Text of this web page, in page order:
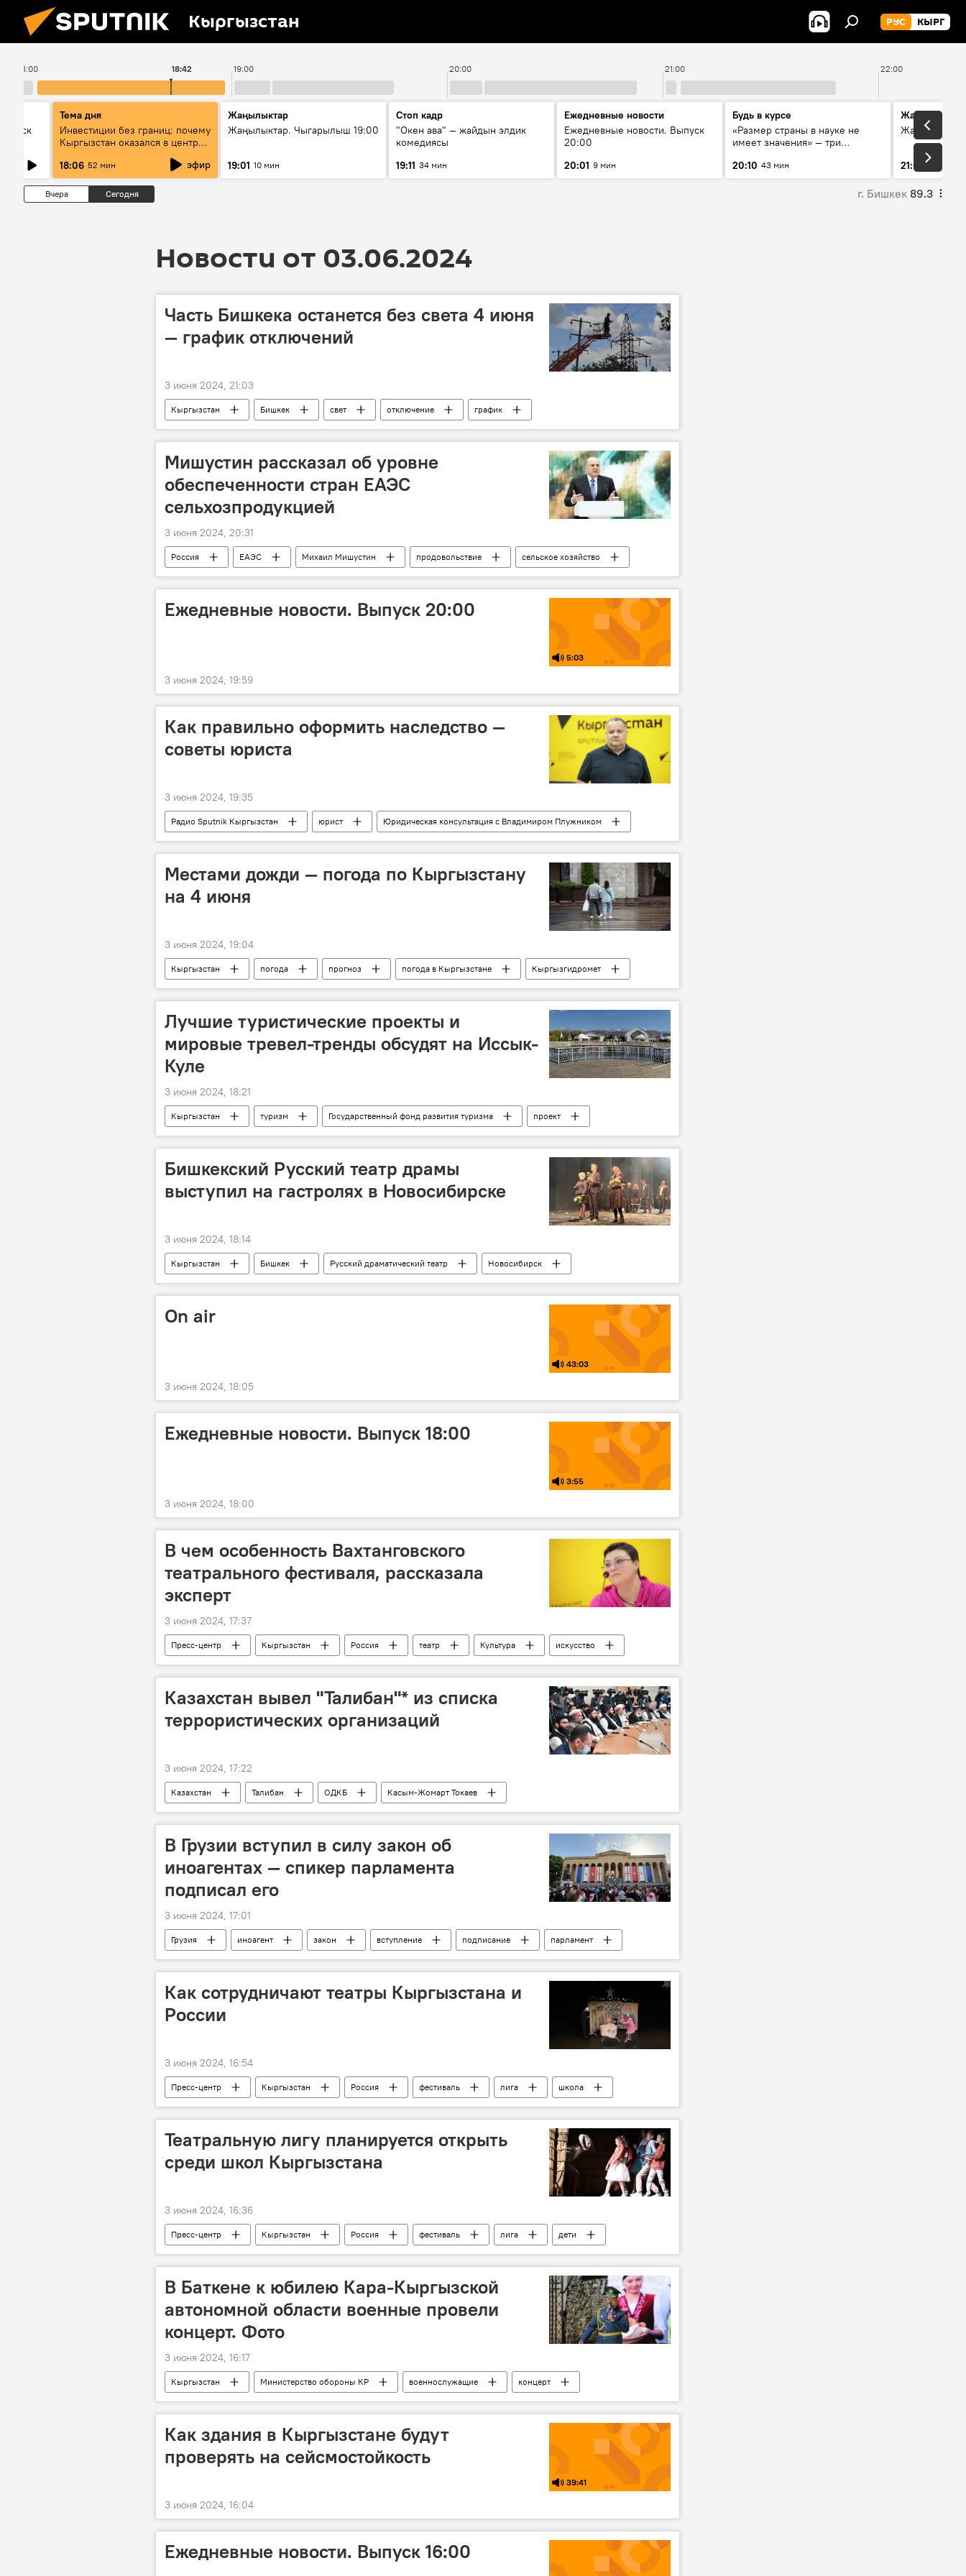
Кыргызстан РУС КЫРГ
18:00 19:00 20:00 21:00 22:00
18:42
Тема дня
Инвестиции без границ: почему
Кыргызстан оказался в центре
18:06 52 мин эфир
Жаңылыктар
Жаңылыктар. Чыгарылыш 19:00
19:01 10 мин
Стоп кадр
"Окен ава" — жайдын элдик
комедиясы
19:11 34 мин
Ежедневные новости
Ежедневные новости. Выпуск
20:00
20:01 9 мин
Будь в курсе
«Размер страны в науке не
имеет значения» — три
России и Кыргызстана в
образовании и исследованиях
20:10 43 мин
Жаңылыктар
21:01 3 мин
Вчера Сегодня г. Бишкек 89.3
Новости от 03.06.2024
Часть Бишкека останется без света 4 июня
— график отключений
3 июня 2024, 21:03
Кыргызстан Бишкек свет отключение
график
Бишкекское предприятие электрических сетей
Мишустин рассказал об уровне
обеспеченности стран ЕАЭС
сельхозпродукцией
3 июня 2024, 20:31
Россия ЕАЭС Михаил Мишустин продовольствие
сельское хозяйство
продовольственная безопасность
Ежедневные новости. Выпуск 20:00
5:03
3 июня 2024, 19:59
Как правильно оформить наследство —
советы юриста
3 июня 2024, 19:35
Радио Sputnik Кыргызстан юрист
Юридическая консультация с Владимиром Плужником
наследство
наследник закон право отказ обязанности
Местами дожди — погода по Кыргызстану
на 4 июня
3 июня 2024, 19:04
Кыргызстан погода прогноз погода в Кыргызстане Кыргызгидромет
Лучшие туристические проекты и
мировые тревел-тренды обсудят на Иссык-
Куле
3 июня 2024, 18:21
Кыргызстан туризм Государственный фонд развития туризма
проект
ярмарка
Бишкекский Русский театр драмы
выступил на гастролях в Новосибирске
3 июня 2024, 18:14
Кыргызстан Бишкек Русский драматический театр
Новосибирск
гастроли
On air
43:03
3 июня 2024, 18:05
Ежедневные новости. Выпуск 18:00
3:55
3 июня 2024, 18:00
В чем особенность Вахтанговского
театрального фестиваля, рассказала
эксперт
3 июня 2024, 17:37
Пресс-центр Кыргызстан Россия театр Культура искусство
Казахстан вывел "Талибан"* из списка
террористических организаций
3 июня 2024, 17:22
Казахстан Талибан ОДКБ
Касым-Жомарт Токаев
борьба с терроризмом
В Грузии вступил в силу закон об
иноагентах — спикер парламента
подписал его
3 июня 2024, 17:01
Грузия иноагент закон вступление подписание
парламент
В мире
Как сотрудничают театры Кыргызстана и
России
3 июня 2024, 16:54
Пресс-центр Кыргызстан Россия фестиваль лига
школа
дети
Театральную лигу планируется открыть
среди школ Кыргызстана
3 июня 2024, 16:36
Пресс-центр Кыргызстан Россия фестиваль лига
дети
школа
театр
В Баткене к юбилею Кара-Кыргызской
автономной области военные провели
концерт. Фото
3 июня 2024, 16:17
Кыргызстан Министерство обороны КР военнослужащие
концерт
юбилей
Баткен Кара-Киргизская автономная область
фото
Как здания в Кыргызстане будут
проверять на сейсмостойкость
39:41
3 июня 2024, 16:04
Ежедневные новости. Выпуск 16:00